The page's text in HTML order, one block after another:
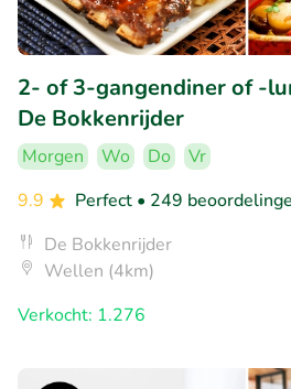
2- of 3-gangendiner of -
De Bokkenrijder
Morgen Wo Do
Vr
9.9
Perfect • 249
De Bokkenrijder
Wellen (4km)
Verkocht: 1.276